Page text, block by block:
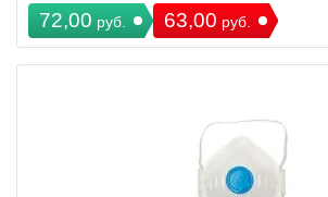
72,00 руб. 63,00 руб.